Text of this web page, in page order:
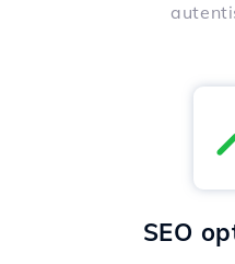
SEO